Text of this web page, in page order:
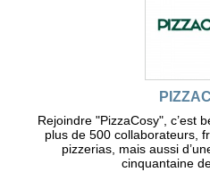
Rejoindre "PizzaCosy", c’est
plus de 500 collaborateurs,
pizzerias, mais aussi
cinquantaine